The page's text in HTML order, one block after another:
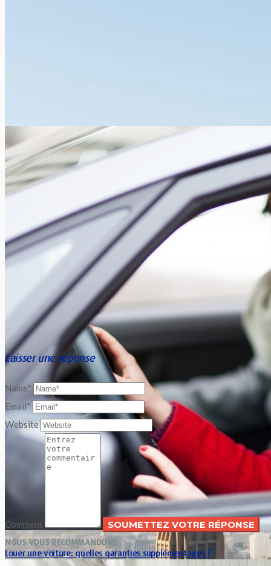
Louer une voiture: quelles garanties supplémentaires ?
Laisser une réponse
Name*
Email*
Website
Comment
NOUS VOUS RECOMMANDONS